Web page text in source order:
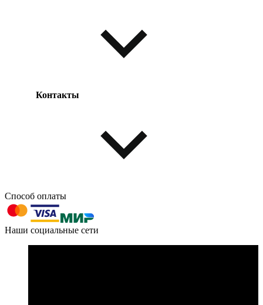
Таблица размеров
Контакты
603004, г. Нижний Новгород, проспект Ленина, д. 95
Номер телефона для связи:
Способ оплаты
Наши социальные сети